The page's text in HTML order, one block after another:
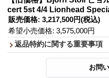
cert 5st 4/4 Lionhead
販売価格: 3,217,500円(税込)
希望小売価格: 3,575,000円
返品特約に関する重要事項